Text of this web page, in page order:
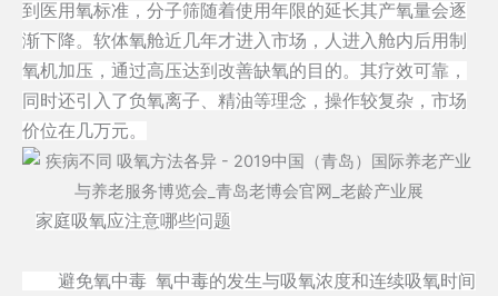
到医用氧标准，分子筛随着使用年限的延长其产氧量会逐
渐下降。软体氧舱近几年才进入市场，人进入舱内后用制
氧机加压，通过高压达到改善缺氧的目的。其疗效可靠，
同时还引入了负氧离子、精油等理念，操作较复杂，市场
价位在几万元。
家庭吸氧应注意哪些问题
避免氧中毒 氧中毒的发生与吸氧浓度和连续吸氧时间